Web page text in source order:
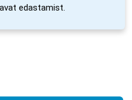
edastamist.